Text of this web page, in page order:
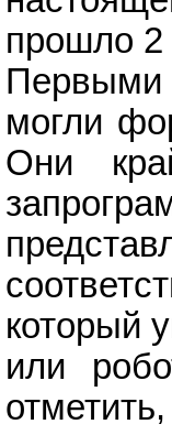
прошло 2
Первыми
могли
Они
который
или